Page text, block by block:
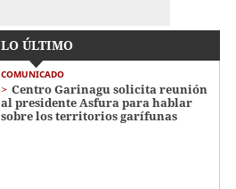
LO ÚLTIMO
COMUNICADO
Centro Garinagu solicita reunión
al presidente Asfura para hablar
sobre los territorios garífunas